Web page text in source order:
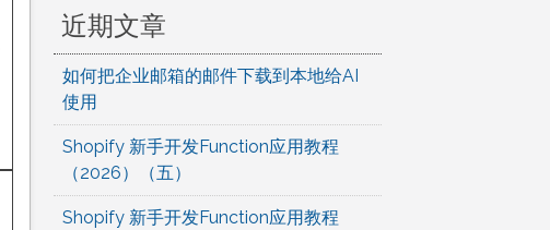
近期文章
如何把企业邮箱的邮件下载到本地给AI
使用
Shopify 新手开发Function应用教程
（2026）（五）
Shopify 新手开发Function应用教程